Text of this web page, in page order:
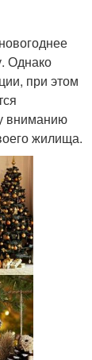
Однако
при этом
вниманию
жилища.